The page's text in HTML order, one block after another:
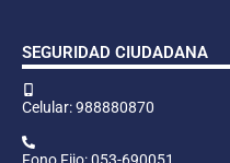
SEGURIDAD CIUDADANA
Celular: 988880870
Fono Fijo: 053-690051